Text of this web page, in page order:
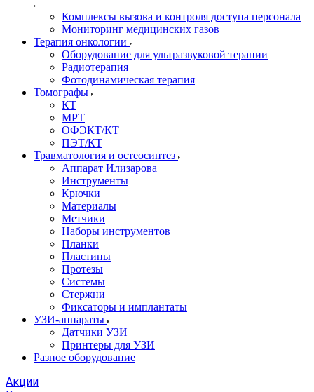
Комплексы вызова и контроля доступа персонала
Мониторинг медицинских газов
Терапия онкологии
Оборудование для ультразвуковой терапии
Радиотерапия
Фотодинамическая терапия
Томографы
КТ
МРТ
ОФЭКТ/КТ
ПЭТ/КТ
Травматология и остеосинтез
Аппарат Илизарова
Инструменты
Крючки
Материалы
Метчики
Наборы инструментов
Планки
Пластины
Протезы
Системы
Стержни
Фиксаторы и имплантаты
УЗИ-аппараты
Датчики УЗИ
Принтеры для УЗИ
Разное оборудование
Акции